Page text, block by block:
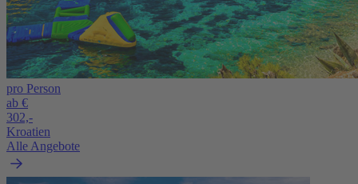
pro Person
ab €
302,-
Kroatien
Alle Angebote